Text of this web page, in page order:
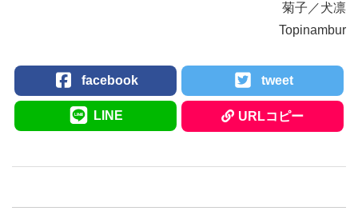
菊子／犬凛
Topinambur
facebook tweet
LINE URLコピー